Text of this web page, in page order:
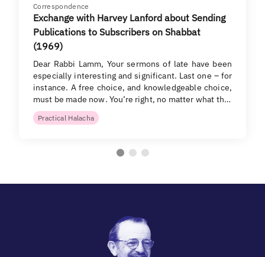
Correspondence
Exchange with Harvey Lanford about Sending
Publications to Subscribers on Shabbat
(1969)
Dear Rabbi Lamm, Your sermons of late have been
especially interesting and significant. Last one – for
instance. A free choice, and knowledgeable choice,
must be made now. You’re right, no matter what th…
Practical Halacha